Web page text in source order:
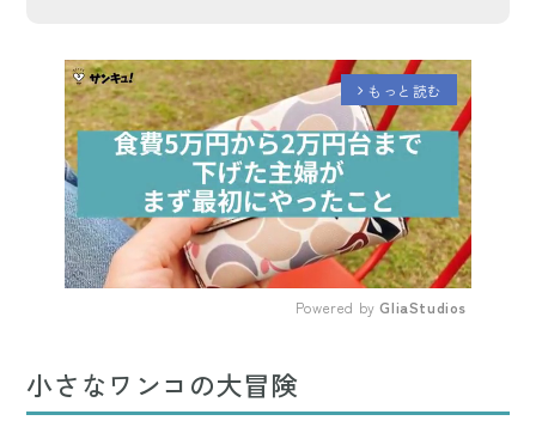
arrow_forward_ios もっと読む
Powered by GliaStudios
小さなワンコの大冒険